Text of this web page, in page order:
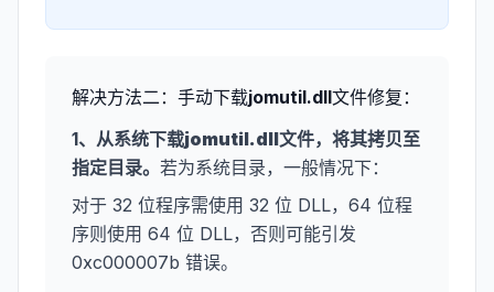
解决方法二：手动下载jomutil.dll文件修复：
1、从系统下载jomutil.dll文件，将其拷贝至
指定目录。 若为系统目录，一般情况下：
对于 32 位程序需使用 32 位 DLL，64 位程
序则使用 64 位 DLL，否则可能引发
0xc000007b 错误。